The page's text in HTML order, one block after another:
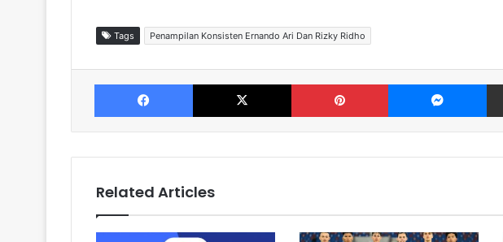
Tags Penampilan Konsisten Ernando Ari Dan Rizky Ridho
Facebook X Pinterest Messenger
Related Articles